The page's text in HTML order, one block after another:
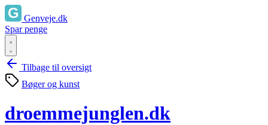
Genveje.dk
Spar penge
Tilbage til oversigt
Bøger og kunst
droemmejunglen.dk